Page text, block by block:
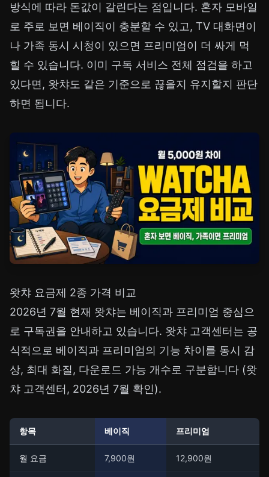
방식에 따라 돈값이 갈린다는 점입니다. 혼자 모바일
로 주로 보면 베이직이 충분할 수 있고, TV 대화면이
나 가족 동시 시청이 있으면 프리미엄이 더 싸게 먹
힐 수 있습니다. 이미 구독 서비스 전체 점검을 하고
있다면, 왓챠도 같은 기준으로 끊을지 유지할지 판단
하면 됩니다.
왓챠 요금제 2종 가격 비교
2026년 7월 현재 왓챠는 베이직과 프리미엄 중심으
로 구독권을 안내하고 있습니다. 왓챠 고객센터는 공
식적으로 베이직과 프리미엄의 기능 차이를 동시 감
상, 최대 화질, 다운로드 가능 개수로 구분합니다 (왓
챠 고객센터, 2026년 7월 확인).
항목 베이직 프리미엄
월 요금 7,900원 12,900원